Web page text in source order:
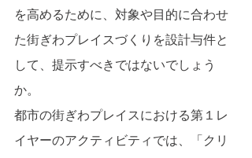
を高めるために、対象や目的に合わせ
た街ぎわプレイスづくりを設計与件と
して、提示すべきではないでしょう
か。
都市の街ぎわプレイスにおける第１レ
イヤーのアクティビティでは、「クリ